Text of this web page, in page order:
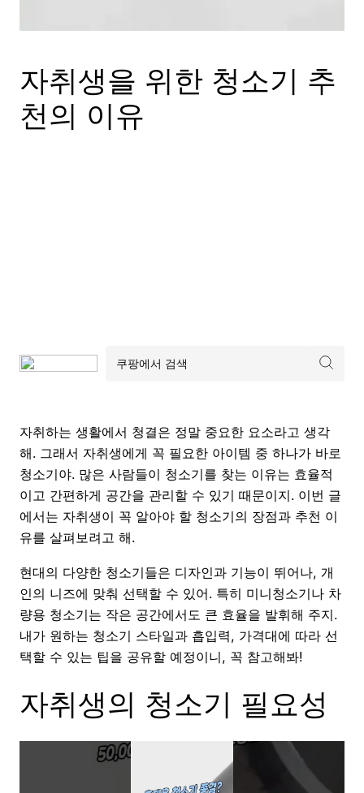
자취생을 위한 청소기 추
천의 이유
자취하는 생활에서 청결은 정말 중요한 요소라고 생각
해. 그래서 자취생에게 꼭 필요한 아이템 중 하나가 바로
청소기야. 많은 사람들이 청소기를 찾는 이유는 효율적
이고 간편하게 공간을 관리할 수 있기 때문이지. 이번 글
에서는 자취생이 꼭 알아야 할 청소기의 장점과 추천 이
유를 살펴보려고 해.
현대의 다양한 청소기들은 디자인과 기능이 뛰어나, 개
인의 니즈에 맞춰 선택할 수 있어. 특히 미니청소기나 차
량용 청소기는 작은 공간에서도 큰 효율을 발휘해 주지.
내가 원하는 청소기 스타일과 흡입력, 가격대에 따라 선
택할 수 있는 팁을 공유할 예정이니, 꼭 참고해봐!
자취생의 청소기 필요성